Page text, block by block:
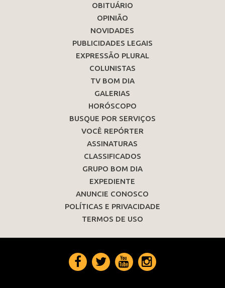
OBITUÁRIO
OPINIÃO
NOVIDADES
PUBLICIDADES LEGAIS
EXPRESSÃO PLURAL
COLUNISTAS
TV BOM DIA
GALERIAS
HORÓSCOPO
BUSQUE POR SERVIÇOS
VOCÊ REPÓRTER
ASSINATURAS
CLASSIFICADOS
GRUPO BOM DIA
EXPEDIENTE
ANUNCIE CONOSCO
POLÍTICAS E PRIVACIDADE
TERMOS DE USO